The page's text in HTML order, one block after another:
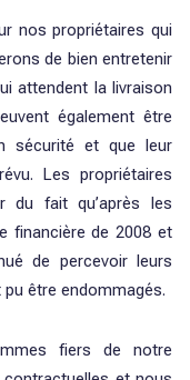
nos propriétaires qui
de bien entretenir
attendent la livraison
également être
sécurité et que leur
Les propriétaires
du fait qu’après les
financière de 2008 et
de percevoir leurs
être endommagés.
fiers de notre